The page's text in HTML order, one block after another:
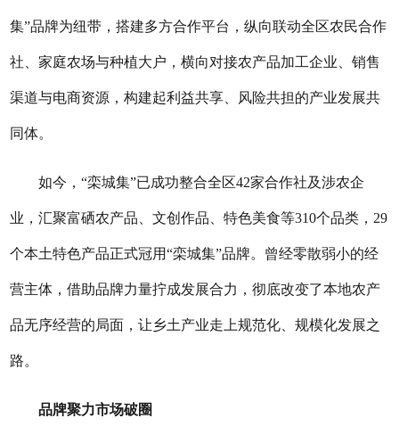
集”品牌为纽带，搭建多方合作平台，纵向联动全区农民合作
社、家庭农场与种植大户，横向对接农产品加工企业、销售
渠道与电商资源，构建起利益共享、风险共担的产业发展共
同体。
如今，“栾城集”已成功整合全区42家合作社及涉农企
业，汇聚富硒农产品、文创作品、特色美食等310个品类，29
个本土特色产品正式冠用“栾城集”品牌。曾经零散弱小的经
营主体，借助品牌力量拧成发展合力，彻底改变了本地农产
品无序经营的局面，让乡土产业走上规范化、规模化发展之
路。
品牌聚力市场破圈